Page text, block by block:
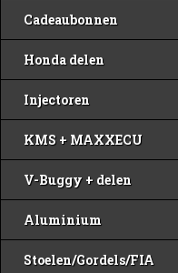
Cadeaubonnen
Honda delen
Injectoren
KMS + MAXXECU
V-Buggy + delen
Aluminium
Stoelen/Gordels/FIA